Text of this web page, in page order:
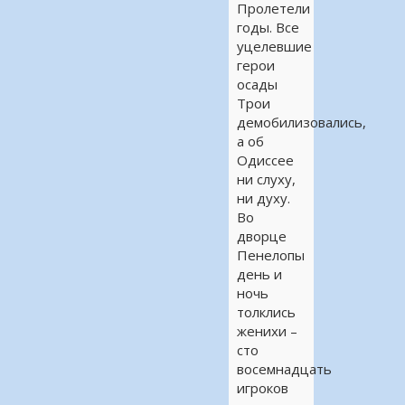
Пролетели
годы. Все
уцелевшие
герои
осады
Трои
демобилизовались,
а об
Одиссее
ни слуху,
ни духу.
Во
дворце
Пенелопы
день и
ночь
толклись
женихи –
сто
восемнадцать
игроков